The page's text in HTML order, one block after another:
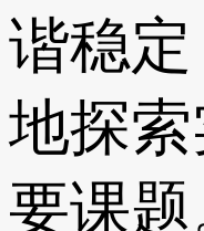
谐稳
地探
要课